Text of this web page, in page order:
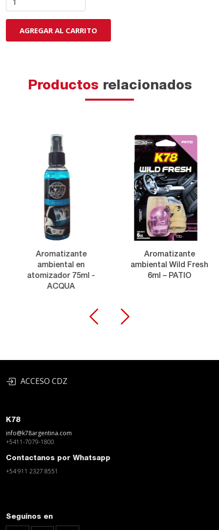
AGREGAR AL CARRITO
Productosrelacionados
Aromatizante
ambiental en
atomizador 75ml -
ACQUA
Aromatizante
ambiental Wild Fresh
6ml – PATIO
ACCESO CDZ
K78
info@k78argentina.com
+5411-7079-1800
Contactanos por Whatsapp
+54 911 2327 8551
Seguínos en